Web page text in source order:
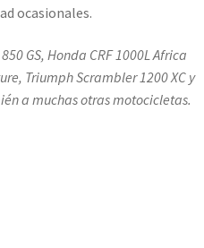
ocasionales.
GS, Honda CRF 1000L Africa
Triumph Scrambler 1200 XC y
a muchas otras motocicletas.